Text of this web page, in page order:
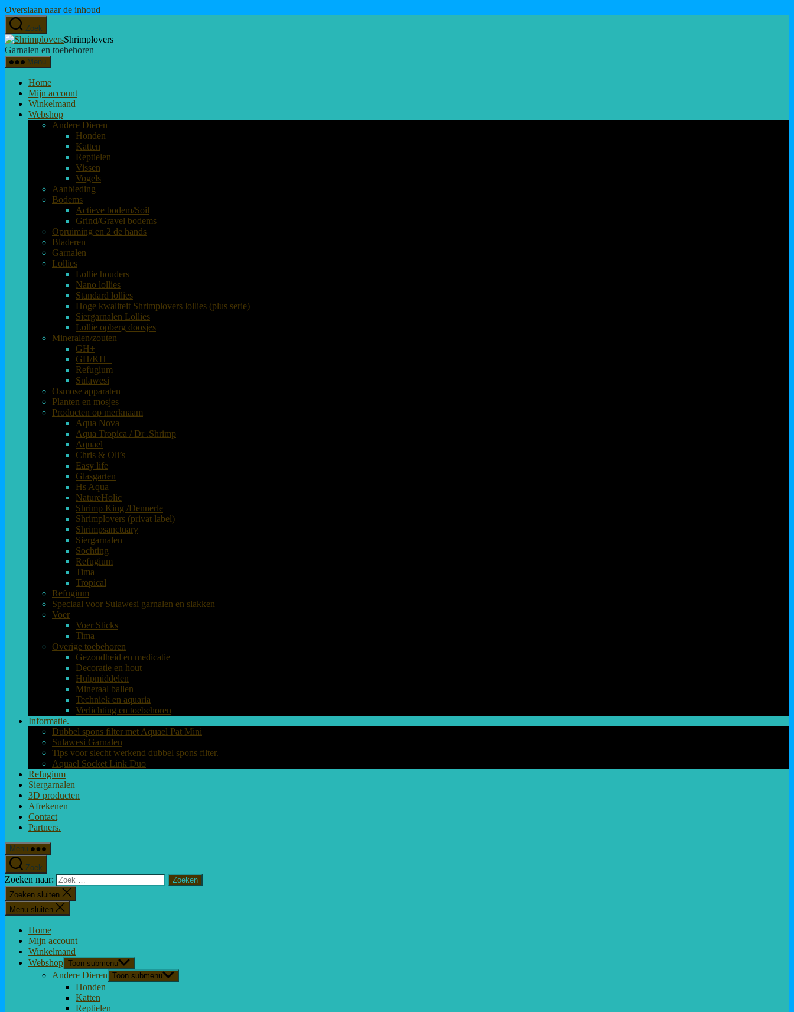
Overslaan naar de inhoud
Zoek
Shrimplovers
Garnalen en toebehoren
Menu
Home
Mijn account
Winkelmand
Webshop
Andere Dieren
Honden
Katten
Reptielen
Vissen
Vogels
Aanbieding
Bodems
Actieve bodem/Soil
Grind/Gravel bodems
Opruiming en 2 de hands
Bladeren
Garnalen
Lollies
Lollie houders
Nano lollies
Standard lollies
Hoge kwaliteit Shrimplovers lollies (plus serie)
Siergarnalen Lollies
Lollie opberg doosjes
Mineralen/zouten
GH+
GH/KH+
Refugium
Sulawesi
Osmose apparaten
Planten en mosjes
Producten op merknaam
Aqua Nova
Aqua Tropica / Dr .Shrimp
Aquael
Chris & Oli’s
Easy life
Glasgarten
Hs Aqua
NatureHolic
Shrimp King /Dennerle
Shrimplovers (privat label)
Shrimpsanctuary
Siergarnalen
Sochting
Refugium
Tima
Tropical
Refugium
Speciaal voor Sulawesi garnalen en slakken
Voer
Voer Sticks
Tima
Overige toebehoren
Gezondheid en medicatie
Decoratie en hout
Hulpmiddelen
Mineraal ballen
Techniek en aquaria
Verlichting en toebehoren
Informatie.
Dubbel spons filter met Aquael Pat Mini
Sulawesi Garnalen
Tips voor slecht werkend dubbel spons filter.
Aquael Socket Link Duo
Refugium
Siergarnalen
3D producten
Afrekenen
Contact
Partners.
Menu
Zoek
Zoeken naar:
Zoeken sluiten
Menu sluiten
Home
Mijn account
Winkelmand
Webshop Toon submenu
Andere Dieren Toon submenu
Honden
Katten
Reptielen